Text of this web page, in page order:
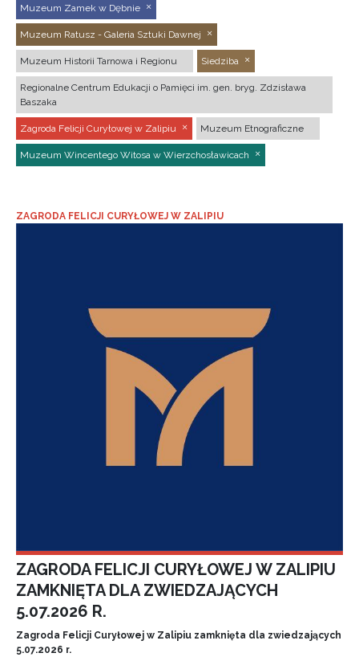
Muzeum Zamek w Dębnie
Muzeum Ratusz - Galeria Sztuki Dawnej
Muzeum Historii Tarnowa i Regionu Siedziba
Regionalne Centrum Edukacji o Pamięci im. gen. bryg. Zdzisława
Baszaka
Zagroda Felicji Curyłowej w Zalipiu Muzeum Etnograficzne
Muzeum Wincentego Witosa w Wierzchosławicach
ZAGRODA FELICJI CURYŁOWEJ W ZALIPIU
ZAGRODA FELICJI CURYŁOWEJ W ZALIPIU
ZAMKNIĘTA DLA ZWIEDZAJĄCYCH
5.07.2026 R.
Zagroda Felicji Curyłowej w Zalipiu zamknięta dla zwiedzających
5.07.2026 r.